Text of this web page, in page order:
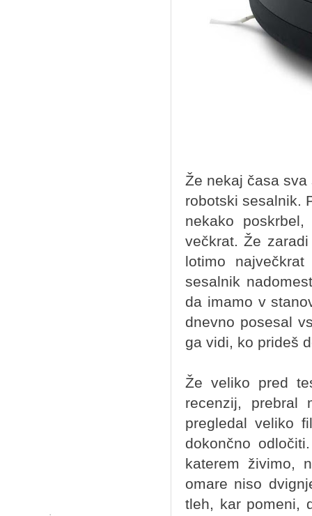
Že nekaj časa
robotski sesalnik.
nekako
večkrat. Že
lotimo
sesalnik
da imamo v
dnevno posesal
ga vidi, ko prideš
Že veliko pred
recenzij, prebral
pregledal veliko
dokončno
katerem živimo,
omare niso
tleh, kar pomeni,